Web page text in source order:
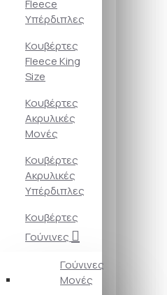
Fleece
Υπέρδιπλες
Κουβέρτες
Fleece King
Size
Κουβέρτες
Ακρυλικές
Μονές
Κουβέρτες
Ακρυλικές
Υπέρδιπλες
Κουβέρτες
Γούνινες
Γούνινες
Μονές